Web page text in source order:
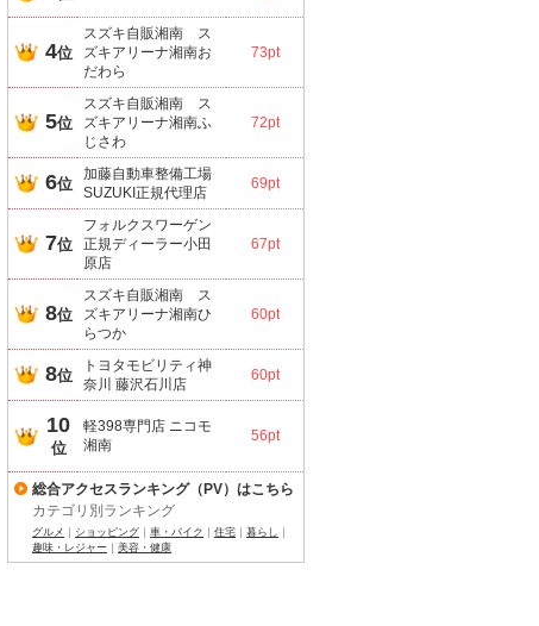
4位
スズキ自販湘南 ス
ズキアリーナ湘南お
だわら
73pt
5位
スズキ自販湘南 ス
ズキアリーナ湘南ふ
じさわ
72pt
6位
加藤自動車整備工場
SUZUKI正規代理店
69pt
7位
フォルクスワーゲン
正規ディーラー小田
原店
67pt
8位
スズキ自販湘南 ス
ズキアリーナ湘南ひ
らつか
60pt
8位
トヨタモビリティ神
奈川 藤沢石川店
60pt
10
位
軽398専門店 ニコモ
湘南
56pt
総合アクセスランキング（PV）はこちら
カテゴリ別ランキング
グルメ ショッピング 車・バイク 住宅 暮らし
趣味・レジャー
美容・健康